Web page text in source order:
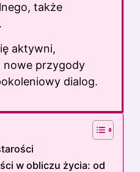
także
aktywni,
nowe przygody
dialog.
w obliczu życia: od